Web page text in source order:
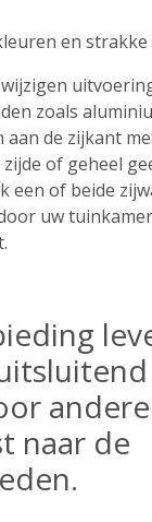
en
zoals
aan de zijkant
zijde of geheel
een of beide
uw
naar de